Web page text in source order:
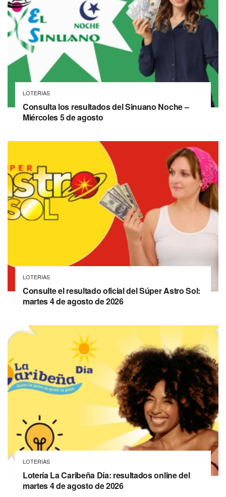
LOTERIAS
Consulta los resultados del Sinuano Noche –
Miércoles 5 de agosto
LOTERIAS
Consulte el resultado oficial del Súper Astro Sol:
martes 4 de agosto de 2026
LOTERIAS
Lotería La Caribeña Día: resultados online del
martes 4 de agosto de 2026